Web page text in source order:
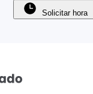
Solicitar hora